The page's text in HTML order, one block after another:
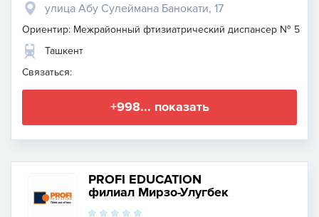
улица Абу Сулеймана Банокати, 17
Ориентир: Межрайонный фтизиатрический диспансер № 5
Ташкент
Связаться:
+998... показать
PROFI EDUCATION
филиал Мирзо-Улугбек